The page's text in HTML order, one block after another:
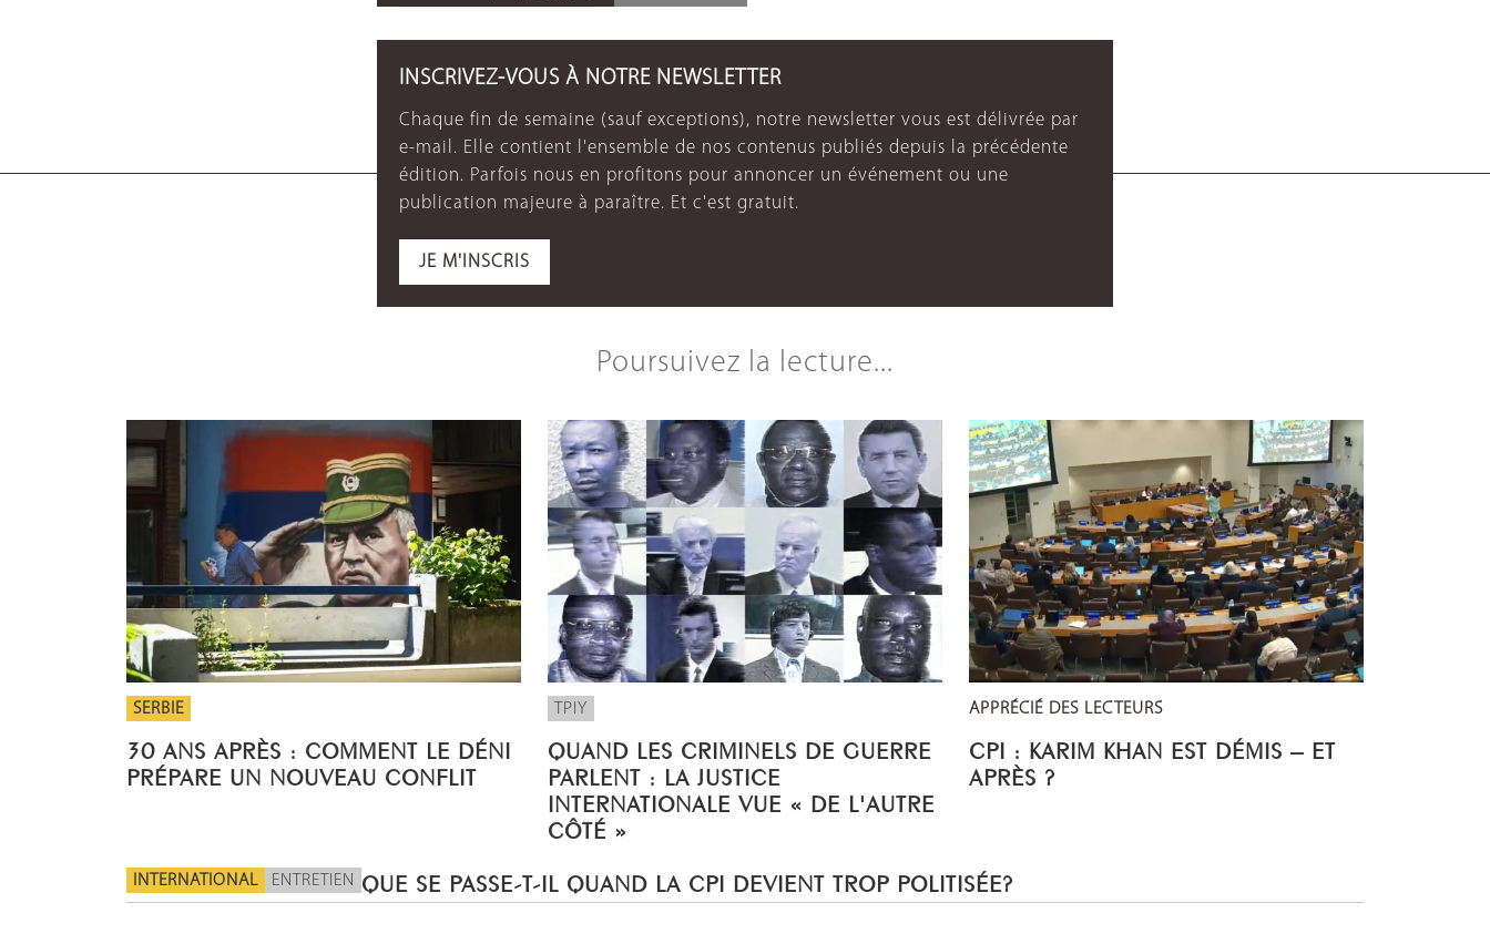
INSCRIVEZ-VOUS À NOTRE NEWSLETTER
Chaque fin de semaine (sauf exceptions), notre newsletter vous est délivrée par
e-mail. Elle contient l'ensemble de nos contenus publiés depuis la précédente
édition. Parfois nous en profitons pour annoncer un événement ou une
publication majeure à paraître. Et c'est gratuit.
JE M'INSCRIS
Poursuivez la lecture...
SERBIE
30 ANS APRÈS : COMMENT LE DÉNI
PRÉPARE UN NOUVEAU CONFLIT
TPIY
QUAND LES CRIMINELS DE GUERRE
PARLENT : LA JUSTICE
INTERNATIONALE VUE « DE L'AUTRE
CÔTÉ »
APPRÉCIÉ DES LECTEURS
CPI : KARIM KHAN EST DÉMIS – ET
APRÈS ?
INTERNATIONAL ENTRETIEN QUE SE PASSE-T-IL QUAND LA CPI DEVIENT TROP POLITISÉE?